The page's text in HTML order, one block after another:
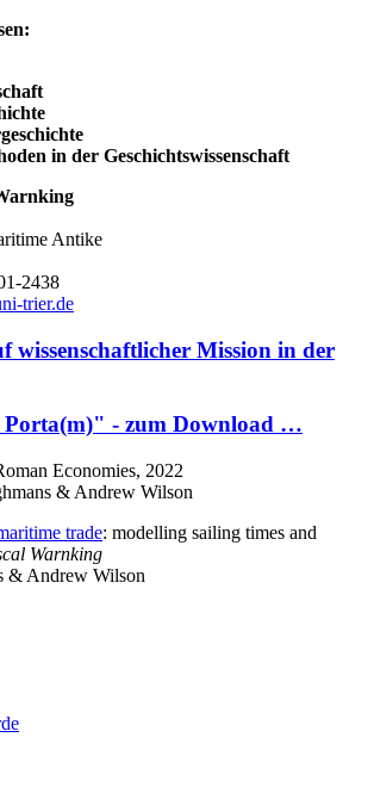
in der Geschichtswissenschaft
Antike
2438
trier.de
wissenschaftlicher Mission in der
- zum Download …
& Andrew Wilson
trade: modelling sailing times and
Warnking
& Andrew Wilson
de